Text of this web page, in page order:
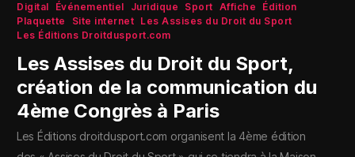
Digital Événementiel Juridique Sport Affiche
Édition
Plaquette
Site internet Les Assises du Droit du Sport
Les Éditions Droitdusport.com
Les Assises du Droit du Sport,
création de la communication du
4ème Congrès à Paris
Les Éditions droitdusport.com organisent la 4ème édition